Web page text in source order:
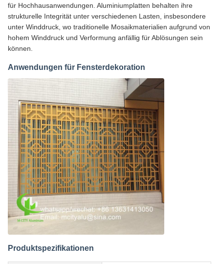
für Hochhausanwendungen. Aluminiumplatten behalten ihre
strukturelle Integrität unter verschiedenen Lasten, insbesondere
unter Winddruck, wo traditionelle Mosaikmaterialien aufgrund von
hohem Winddruck und Verformung anfällig für Ablösungen sein
können.
Anwendungen für Fensterdekoration
Produktspezifikationen